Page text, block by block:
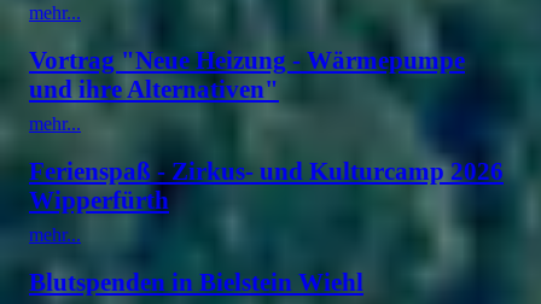
mehr...
Vortrag "Neue Heizung - Wärmepumpe
und ihre Alternativen"
mehr...
Ferienspaß - Zirkus- und Kulturcamp 2026
Wipperfürth
mehr...
Blutspenden in Bielstein Wiehl